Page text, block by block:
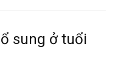
sung ở tuổi